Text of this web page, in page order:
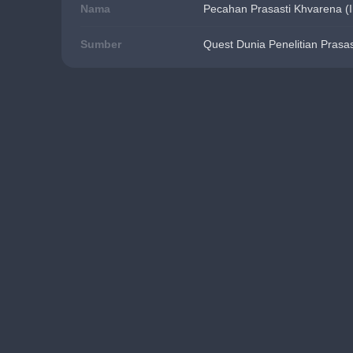
Nama Pecahan Prasasti Khvarena
Sumber Quest Dunia Penelitian